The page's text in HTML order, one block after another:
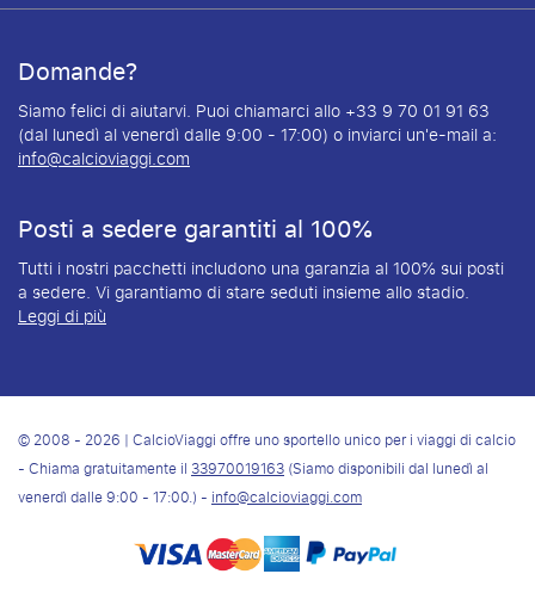
Domande?
Siamo felici di aiutarvi. Puoi chiamarci allo +33 9 70 01 91 63
(dal lunedì al venerdì dalle 9:00 - 17:00) o inviarci un'e-mail a:
info@calcioviaggi.com
Posti a sedere garantiti al 100%
Tutti i nostri pacchetti includono una garanzia al 100% sui posti
a sedere. Vi garantiamo di stare seduti insieme allo stadio.
Leggi di più
© 2008 - 2026 | CalcioViaggi offre uno sportello unico per i viaggi di calcio
- Chiama gratuitamente il33970019163(Siamo disponibili dal lunedì al
venerdì dalle 9:00 - 17:00.) -info@calcioviaggi.com